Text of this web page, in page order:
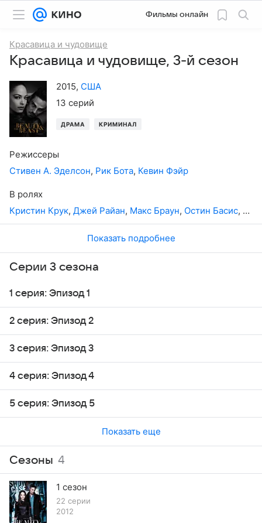
Фильмы онлайн
Красавица и чудовище
Красавица и чудовище, 3-й сезон
2015, США
13 серий
ДРАМА КРИМИНАЛ
Режиссеры
Стивен А. Эделсон, Рик Бота, Кевин Фэйр
В ролях
Кристин Крук, Джей Райан, Макс Браун, Остин Басис,
Показать подробнее
Серии 3 сезона
1 серия: Эпизод 1
2 серия: Эпизод 2
3 серия: Эпизод 3
4 серия: Эпизод 4
5 серия: Эпизод 5
Показать еще
Сезоны 4
1 сезон
22 серии
2012